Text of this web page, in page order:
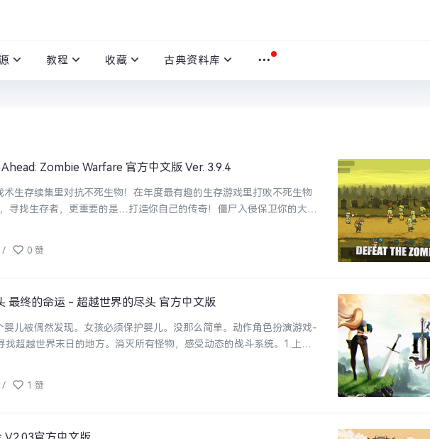
教程 收藏 古典资料库
Zombie Warfare 官方中文版 Ver. 3.9.4
生存续集里对抗不死生物！在年度最有趣的生存游戏里打败不死生物
寻找生存者，更重要的是…打造你自己的传奇！僵尸入侵保卫你的大
/ 0 赞
最终的命运 - 超越世界的尽头 官方中文版
儿被偶然发现。女孩必须保护婴儿。没那么简单。动作角色扮演游戏-
超越世界末日的地方。消灭所有怪物，感受动态的战斗系统。1.上帝
/ 1 赞